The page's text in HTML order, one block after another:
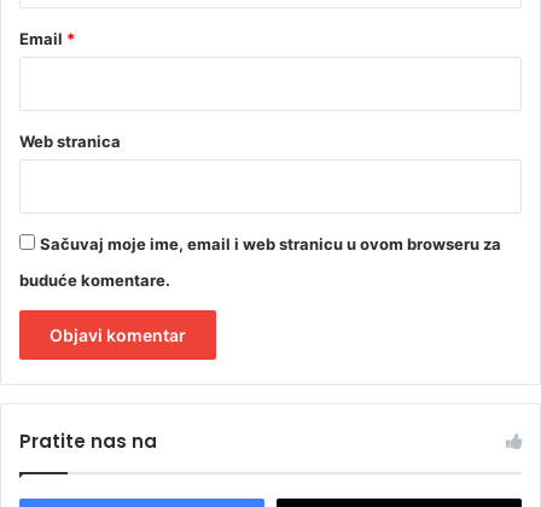
Email *
Web stranica
Sačuvaj moje ime, email i web stranicu u ovom browseru za
buduće komentare.
tPratite nas na